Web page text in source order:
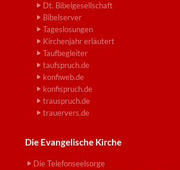
Dt. Bibelgesellschaft
Bibelserver
Tageslosungen
Kirchenjahr erläutert
Taufbegleiter
taufspruch.de
konfiweb.de
konfispruch.de
trauspruch.de
trauervers.de
Die Evangelische Kirche
Die Telefonseelsorge